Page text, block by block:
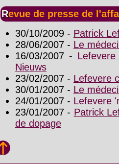
Revue de presse de
30/10/2009 - Patrick
28/06/2007 - Le
16/03/2007 -
Nieuws
23/02/2007 - Lefevere
30/01/2007 - Le
24/01/2007 - Lefevere
23/01/2007 - Patrick
de dopage